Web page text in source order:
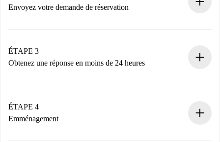
nécessaires.
Envoyez votre demande de réservation
Nous ne vous facturerons rien tant que le propriétaire
n’aura pas accepté.
ÉTAPE 3
Obtenez une réponse en moins de 24 heures
contact avec le propriétaire.
Si refusé : aucun prélèvement et nous vous proposerons
ÉTAPE 4
Emménagement